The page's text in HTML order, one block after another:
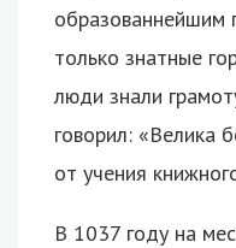
образованнейшим
только знатные
люди знали
говорил: «Велика
от учения
В 1037 году на